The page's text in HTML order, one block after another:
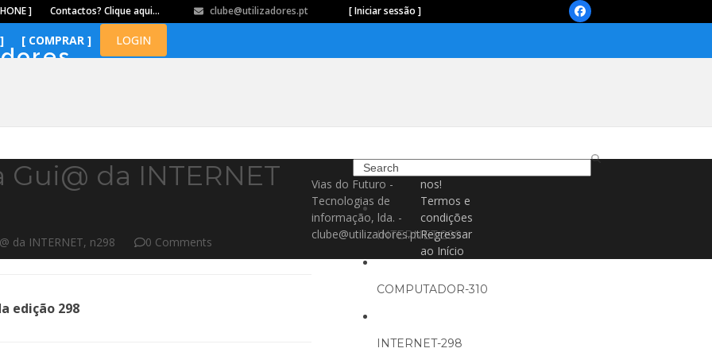
] Contactos? Clique aqui… clube@utilizadores.pt [ Iniciar sessão ] Facebook
[ COMPRAR ] LOGIN
da INTERNET
da INTERNET, n298 0 Comments
edição 298
Search
INTERNET-299
COMPUTADOR-310
INTERNET-298
Vias do Futuro -
Tecnologias de
informação, lda. -
clube@utilizadores.pt
nos!
Termos e
condições
Regressar
ao Início